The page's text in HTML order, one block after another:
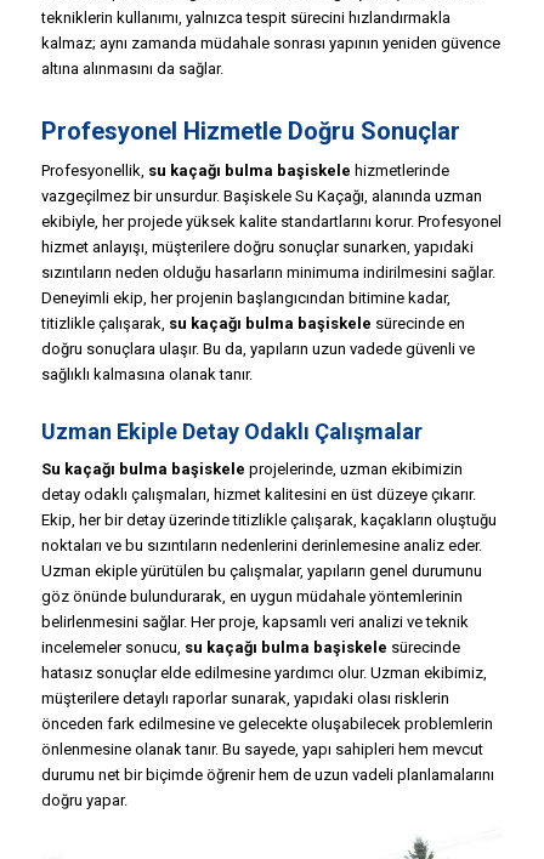
tekniklerin kullanımı, yalnızca tespit sürecini hızlandırmakla
kalmaz; aynı zamanda müdahale sonrası yapının yeniden güvence
altına alınmasını da sağlar.
Profesyonel Hizmetle Doğru Sonuçlar
Profesyonellik, su kaçağı bulma başiskele hizmetlerinde
vazgeçilmez bir unsurdur. Başiskele Su Kaçağı, alanında uzman
ekibiyle, her projede yüksek kalite standartlarını korur. Profesyonel
hizmet anlayışı, müşterilere doğru sonuçlar sunarken, yapıdaki
sızıntıların neden olduğu hasarların minimuma indirilmesini sağlar.
Deneyimli ekip, her projenin başlangıcından bitimine kadar,
titizlikle çalışarak, su kaçağı bulma başiskele sürecinde en
doğru sonuçlara ulaşır. Bu da, yapıların uzun vadede güvenli ve
sağlıklı kalmasına olanak tanır.
Uzman Ekiple Detay Odaklı Çalışmalar
Su kaçağı bulma başiskele projelerinde, uzman ekibimizin
detay odaklı çalışmaları, hizmet kalitesini en üst düzeye çıkarır.
Ekip, her bir detay üzerinde titizlikle çalışarak, kaçakların oluştuğu
noktaları ve bu sızıntıların nedenlerini derinlemesine analiz eder.
Uzman ekiple yürütülen bu çalışmalar, yapıların genel durumunu
göz önünde bulundurarak, en uygun müdahale yöntemlerinin
belirlenmesini sağlar. Her proje, kapsamlı veri analizi ve teknik
incelemeler sonucu, su kaçağı bulma başiskele sürecinde
hatasız sonuçlar elde edilmesine yardımcı olur. Uzman ekibimiz,
müşterilere detaylı raporlar sunarak, yapıdaki olası risklerin
önceden fark edilmesine ve gelecekte oluşabilecek problemlerin
önlenmesine olanak tanır. Bu sayede, yapı sahipleri hem mevcut
durumu net bir biçimde öğrenir hem de uzun vadeli planlamalarını
doğru yapar.